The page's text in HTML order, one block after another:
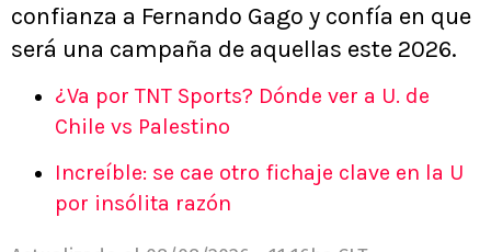
confianza a Fernando Gago y confía en que
será una campaña de aquellas este 2026.
¿Va por TNT Sports? Dónde ver a U. de
Chile vs Palestino
Increíble: se cae otro fichaje clave en la U
por insólita razón